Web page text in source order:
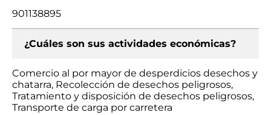
901138895
¿Cuáles son sus actividades económicas?
Comercio al por mayor de desperdicios desechos y
chatarra, Recolección de desechos peligrosos,
Tratamiento y disposición de desechos peligrosos,
Transporte de carga por carretera